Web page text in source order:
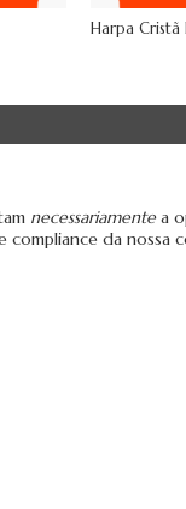
Harpa
necessariamentea
da nossa